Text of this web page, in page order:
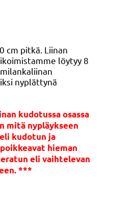
cm pitkä. Liinan
löytyy 8
nyplättynä
kudotussa osassa
mitä nypläykseen
kudotun ja
hieman
eli vaihtelevan
***